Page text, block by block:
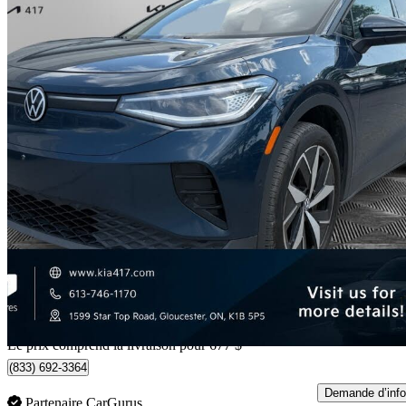
2023 Volkswagen ID.4
Pro S Plus AWD with VW Sound 92 661 km
Affaire
573 $/mois env.
Livraison à domicile de Gloucester, ON
Le prix comprend la livraison pour 677 $
(833) 692-3364
Demande d’info